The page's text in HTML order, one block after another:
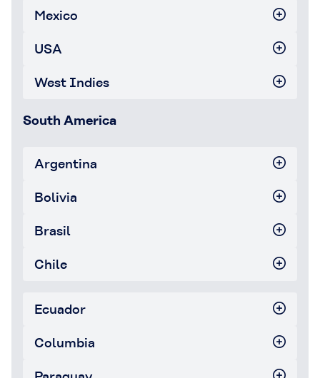
Mexico
USA
West Indies
South America
Argentina
Bolivia
Brasil
Chile
Ecuador
Columbia